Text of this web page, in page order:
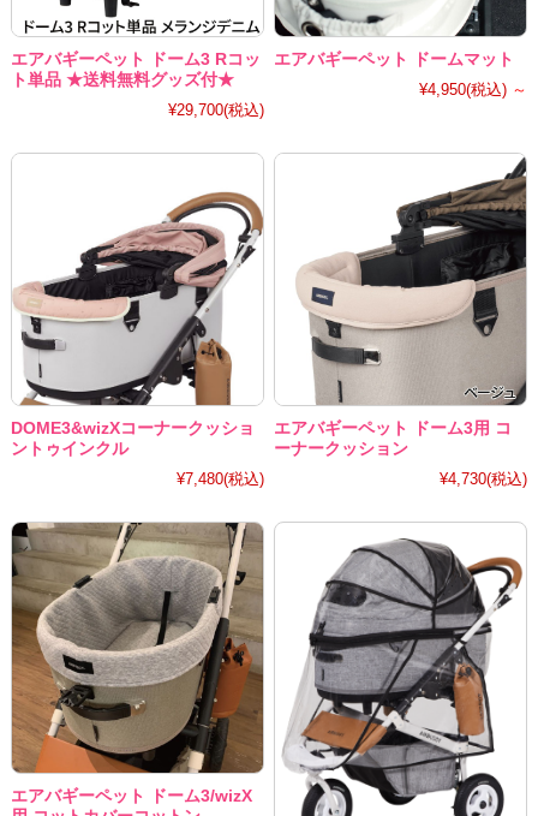
エアバギーペット ドーム3 Rコッ
ト単品 ★送料無料グッズ付★
¥29,700(税込)
エアバギーペット ドームマット
¥4,950(税込) ～
DOME3&wizXコーナークッショ
ントゥインクル
¥7,480(税込)
エアバギーペット ドーム3用 コ
ーナークッション
¥4,730(税込)
エアバギーペット ドーム3/wizX